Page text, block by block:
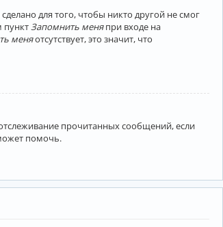
для того, чтобы никто другой не смог
пункт Запомнить меняпри входе на
меняотсутствует, это значит, что
прочитанных сообщений, если
помочь.